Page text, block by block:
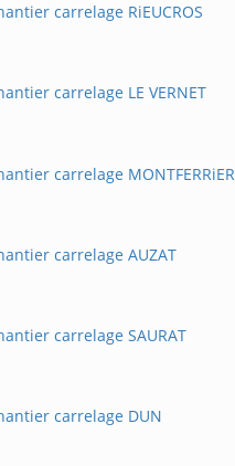
carrelage RiEUCROS
carrelage LE VERNET
carrelage MONTFERRiER
carrelage AUZAT
carrelage SAURAT
carrelage DUN